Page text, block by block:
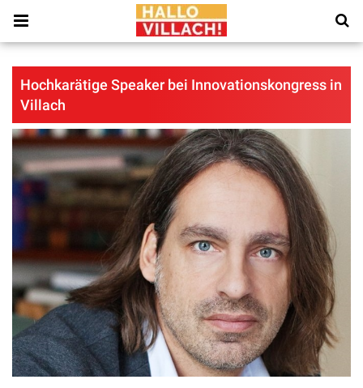
Hochkarätige Speaker bei Innovationskongress in
Villach